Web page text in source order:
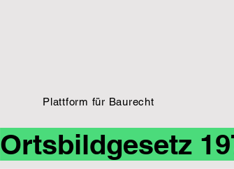
Plattform für Baurecht
Ortsbildgesetz